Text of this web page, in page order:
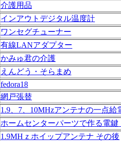
介護用品
インアウトデジタル温度計
ワンセグチューナー
有線LANアダプター
かみゅ君の介護
えんどう・そらまめ
fedora18
網戸張替
1.9、7、10MHzアンテナの一点給
ホームセンターパーツで作る電
1.9MHｚホイップアンテナ その後